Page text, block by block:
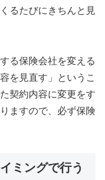
るたびにきちんと見
る保険会社を変える
を見直す」というこ
契約内容に変更をす
ますので、必ず保険
ミングで行う